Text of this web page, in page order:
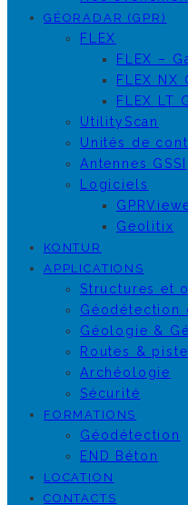
GÉORADAR (GPR)
FLEX
FLEX –
FLEX NX
FLEX LT
UtilityScan
Unités de
Antennes GSSI
Logiciels
Geolitix
KONTUR
APPLICATIONS
Structures et
Géodétection
Géologie &
Routes &
Archéologie
Sécurité
FORMATIONS
Géodétection
END Béton
LOCATION
CONTACTS